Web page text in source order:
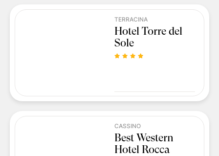
TERRACINA
Hotel Torre del
Sole
CASSINO
Best Western
Hotel Rocca